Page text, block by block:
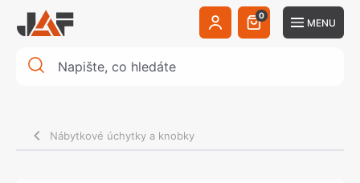
0
MENU
Nábytkové úchytky a knobky